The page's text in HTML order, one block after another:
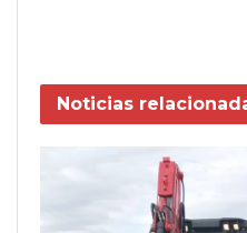
Noticias